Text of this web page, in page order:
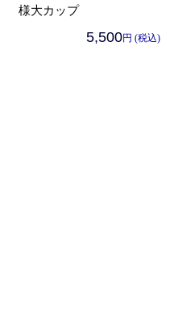
様大カップ
5,500円 (税込)